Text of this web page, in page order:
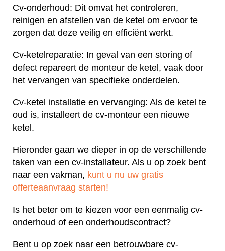
Cv-onderhoud: Dit omvat het controleren,
reinigen en afstellen van de ketel om ervoor te
zorgen dat deze veilig en efficiënt werkt.
Cv-ketelreparatie: In geval van een storing of
defect repareert de monteur de ketel, vaak door
het vervangen van specifieke onderdelen.
Cv-ketel installatie en vervanging: Als de ketel te
oud is, installeert de cv-monteur een nieuwe
ketel.
Hieronder gaan we dieper in op de verschillende
taken van een cv-installateur. Als u op zoek bent
naar een vakman, kunt u nu uw gratis
offerteaanvraag starten!
Is het beter om te kiezen voor een eenmalig cv-
onderhoud of een onderhoudscontract?
Bent u op zoek naar een betrouwbare cv-